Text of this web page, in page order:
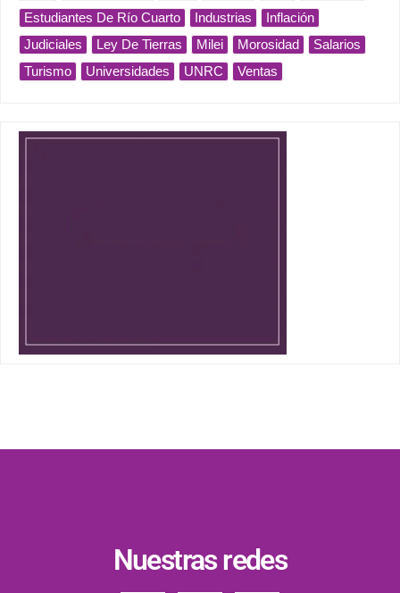
Estudiantes De Río Cuarto
Industrias
Inflación
Judiciales
Ley De Tierras Milei Morosidad
Salarios
Turismo
Universidades UNRC Ventas
Nuestras redes